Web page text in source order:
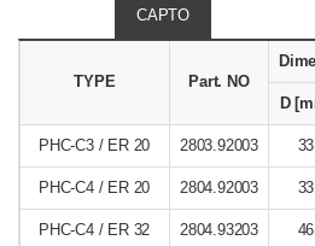
CAPTO
TYPE Part. NO
D
PHC-C3 / ER 20 2803.92003 33
PHC-C4 / ER 20 2804.92003 33
PHC-C4 / ER 32 2804.93203 46